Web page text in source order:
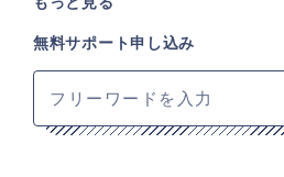
無料サポート申し込み